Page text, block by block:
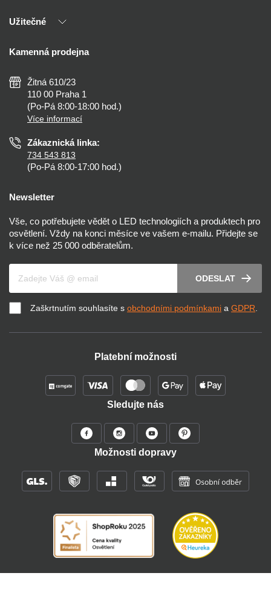
Kontakty
Výhody T-LED
Montáž
Nejčastější dotazy
Než koupíte
Osvětlení dle místnosti
Užitečné
Reklamace a vrácení
Zásady ochrany soukromí
Nastavení cookies
Prohlášení o přístupnosti
Kamenná prodejna
Žitná 610/23
110 00 Praha 1
(Po-Pá 8:00-18:00 hod.)
Více informací
Zákaznická linka:
734 543 813
(Po-Pá 8:00-17:00 hod.)
Newsletter
Vše, co potřebujete vědět o LED technologiích a produktech pro
osvětlení. Vždy na konci měsíce ve vašem e-mailu. Přidejte se
k více než 25 000 odběratelům.
ODESLAT
Zaškrtnutím souhlasíte s obchodními podmínkami a GDPR.
Platební možnosti
Sledujte nás
Možnosti dopravy